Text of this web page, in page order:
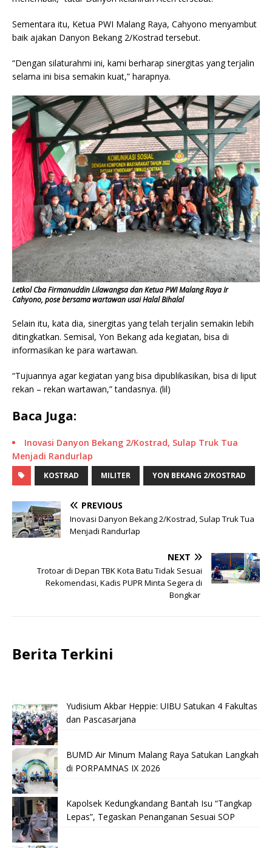
Sementara itu, Ketua PWI Malang Raya, Cahyono menyambut
baik ajakan Danyon Bekang 2/Kostrad tersebut.
“Dengan silaturahmi ini, kami berharap sinergitas yang terjalin
selama ini bisa semakin kuat,” harapnya.
Letkol Cba Firmanuddin Lilawangsa dan Ketua PWI Malang Raya Ir
Cahyono, pose bersama wartawan usai Halal Bihalal
Selain itu, kata dia, sinergitas yang telah terjalin semakin lebih
ditingkatkan. Semisal, Yon Bekang ada kegiatan, bisa di
informasikan ke para wartawan.
“Tujuannya agar kegiatan yang bisa dipublikasikan, bisa di liput
rekan – rekan wartawan,” tandasnya. (lil)
Baca Juga:
Inovasi Danyon Bekang 2/Kostrad, Sulap Truk Tua
Menjadi Randurlap
KOSTRAD MILITER YON BEKANG 2/KOSTRAD
PREVIOUS
Inovasi Danyon Bekang 2/Kostrad, Sulap Truk Tua
Menjadi Randurlap
NEXT
Trotoar di Depan TBK Kota Batu Tidak Sesuai
Rekomendasi, Kadis PUPR Minta Segera di
Bongkar
Berita Terkini
Yudisium Akbar Heppie: UIBU Satukan 4 Fakultas
dan Pascasarjana
BUMD Air Minum Malang Raya Satukan Langkah
di PORPAMNAS IX 2026
Kapolsek Kedungkandang Bantah Isu “Tangkap
Lepas”, Tegaskan Penanganan Sesuai SOP